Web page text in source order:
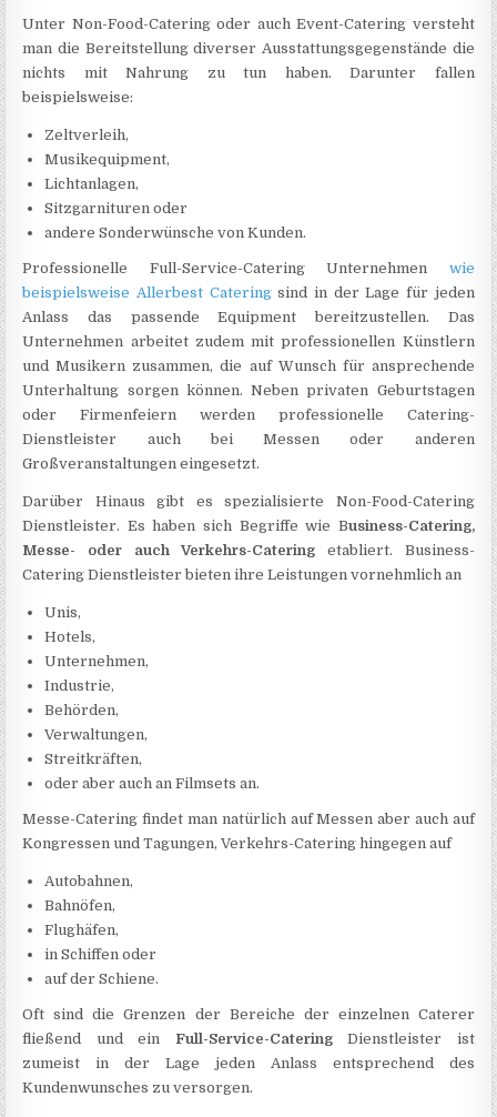
Unter Non-Food-Catering oder auch Event-Catering versteht
man die Bereitstellung diverser Ausstattungsgegenstände die
nichts mit Nahrung zu tun haben. Darunter fallen
beispielsweise:
Zeltverleih,
Musikequipment,
Lichtanlagen,
Sitzgarnituren oder
andere Sonderwünsche von Kunden.
Professionelle Full-Service-Catering Unternehmen wie
beispielsweise Allerbest Cateringsind in der Lage für jeden
Anlass das passende Equipment bereitzustellen. Das
Unternehmen arbeitet zudem mit professionellen Künstlern
und Musikern zusammen, die auf Wunsch für ansprechende
Unterhaltung sorgen können. Neben privaten Geburtstagen
oder Firmenfeiern werden professionelle Catering-
Dienstleister auch bei Messen oder anderen
Großveranstaltungen eingesetzt.
Darüber Hinaus gibt es spezialisierte Non-Food-Catering
Dienstleister. Es haben sich Begriffe wie Business-Catering,
Messe- oder auch Verkehrs-Catering etabliert. Business-
Catering Dienstleister bieten ihre Leistungen vornehmlich an
Unis,
Hotels,
Unternehmen,
Industrie,
Behörden,
Verwaltungen,
Streitkräften,
oder aber auch an Filmsets an.
Messe-Catering findet man natürlich auf Messen aber auch auf
Kongressen und Tagungen, Verkehrs-Catering hingegen auf
Autobahnen,
Bahnöfen,
Flughäfen,
in Schiffen oder
auf der Schiene.
Oft sind die Grenzen der Bereiche der einzelnen Caterer
fließend und ein Full-Service-CateringDienstleister ist
zumeist in der Lage jeden Anlass entsprechend des
Kundenwunsches zu versorgen.